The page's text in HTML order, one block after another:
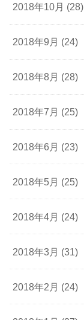
2018年10月 (28)
2018年9月 (24)
2018年8月 (28)
2018年7月 (25)
2018年6月 (23)
2018年5月 (25)
2018年4月 (24)
2018年3月 (31)
2018年2月 (24)